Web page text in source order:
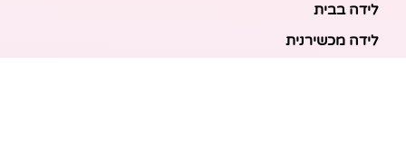
לידה בבית
לידה מכשירנית